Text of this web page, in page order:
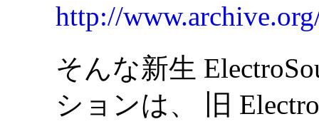
http://
そんな新生
ションは、 旧